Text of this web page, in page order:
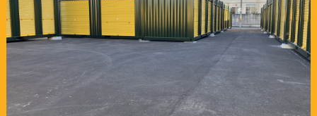
2026年03月13日
スペースプラス大月駒橋 オープン
年末年始営業のご案内
新着情報一覧